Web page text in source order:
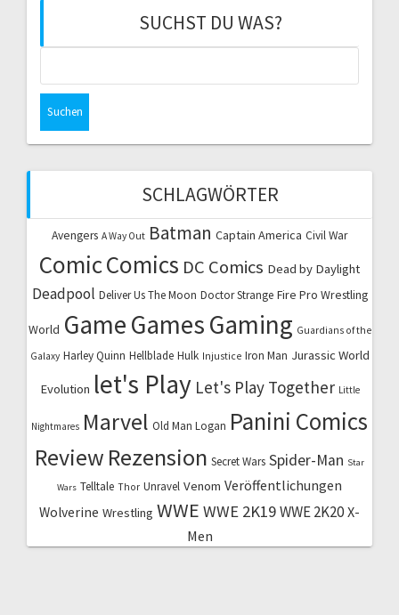
SUCHST DU WAS?
SCHLAGWÖRTER
Avengers A Way Out Batman Captain America Civil War
ComicComics DC Comics Dead by Daylight
Deadpool Deliver Us The Moon Doctor Strange Fire Pro Wrestling
World GameGamesGaming Guardians of the
Galaxy Harley Quinn Hellblade Hulk Injustice Iron Man Jurassic World
Evolution let's Play Let's Play Together Little
Nightmares Marvel Old Man Logan Panini Comics
Review Rezension Secret Wars Spider-Man Star
Wars Telltale Thor Unravel Venom Veröffentlichungen
Wolverine Wrestling WWE WWE 2K19WWE 2K20 X-
Men